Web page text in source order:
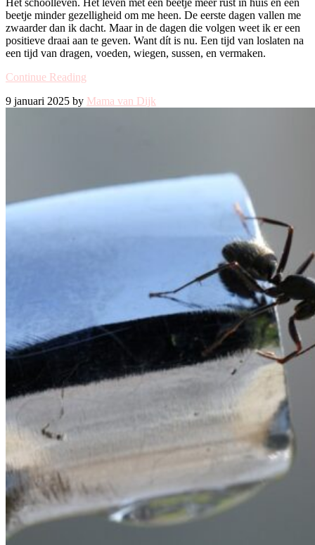
beetje minder gezelligheid om me heen. De eerste dagen vallen me
zwaarder dan ik dacht. Maar in de dagen die volgen weet ik er een
positieve draai aan te geven. Want dít is nu. Een tijd van loslaten na
een tijd van dragen, voeden, wiegen, sussen, en vermaken.
Continue Reading
9 januari 2025 by Mama van Dijk